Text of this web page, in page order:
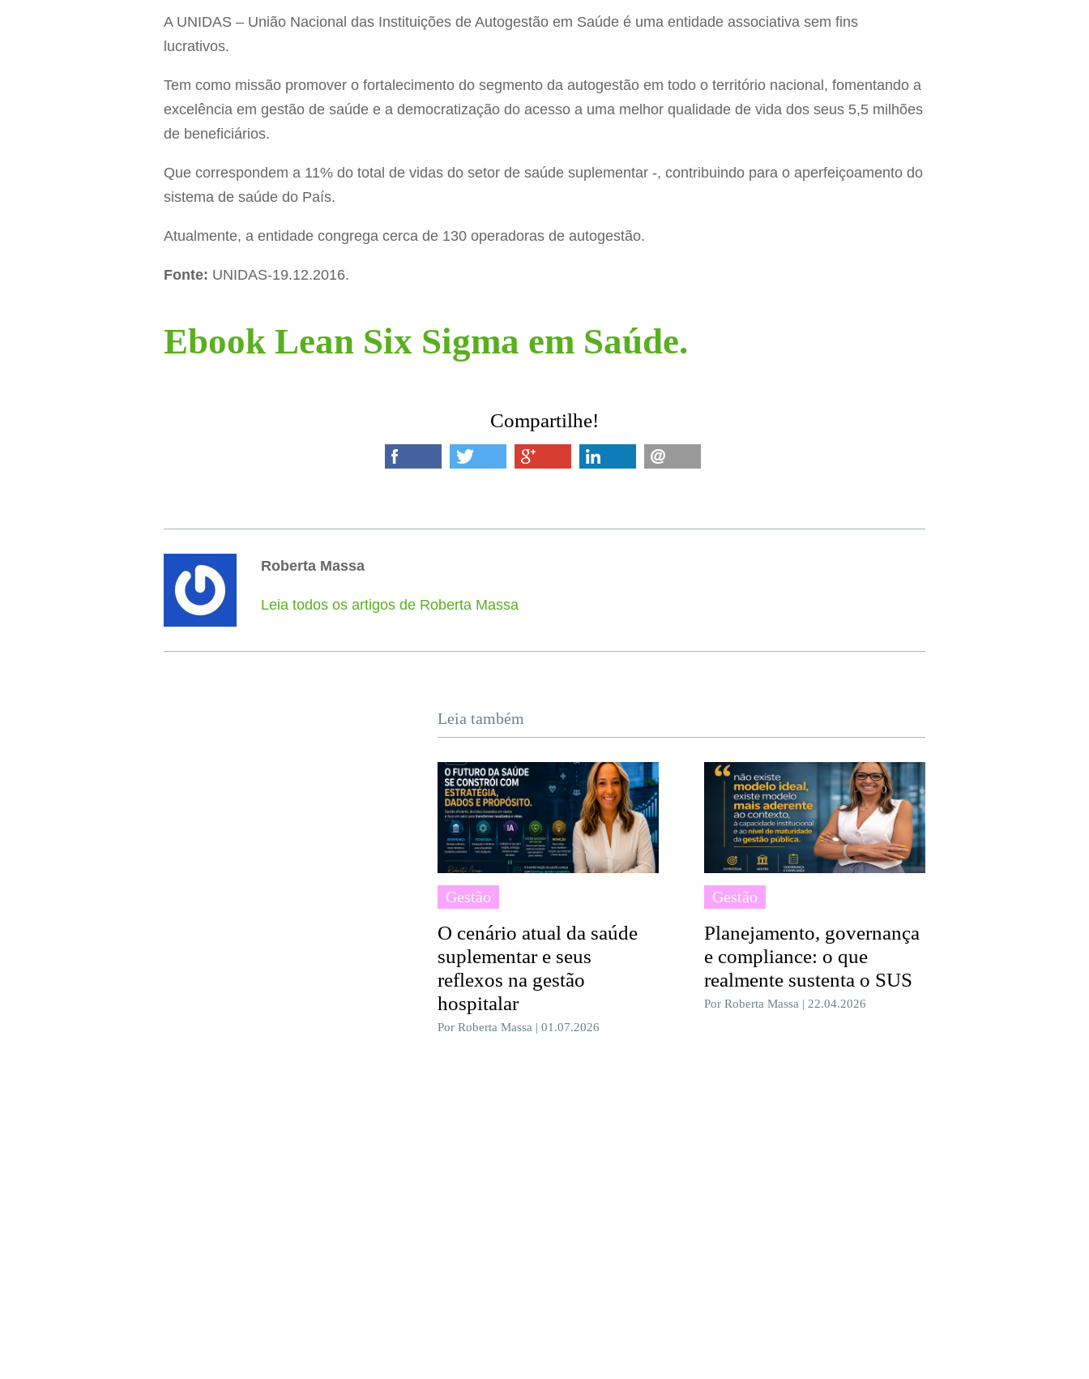
A UNIDAS – União Nacional das Instituições de Autogestão em Saúde é uma entidade associativa sem fins
lucrativos.
Tem como missão promover o fortalecimento do segmento da autogestão em todo o território nacional, fomentando a
excelência em gestão de saúde e a democratização do acesso a uma melhor qualidade de vida dos seus 5,5 milhões
de beneficiários.
Que correspondem a 11% do total de vidas do setor de saúde suplementar -, contribuindo para o aperfeiçoamento do
sistema de saúde do País.
Atualmente, a entidade congrega cerca de 130 operadoras de autogestão.
Fonte: UNIDAS-19.12.2016.
Ebook Lean Six Sigma em Saúde.
Compartilhe!
Roberta Massa
Leia todos os artigos de Roberta Massa
Leia também
Gestão
O cenário atual da saúde
suplementar e seus
reflexos na gestão
hospitalar
Por Roberta Massa | 01.07.2026
Gestão
Planejamento, governança
e compliance: o que
realmente sustenta o SUS
Por Roberta Massa | 22.04.2026